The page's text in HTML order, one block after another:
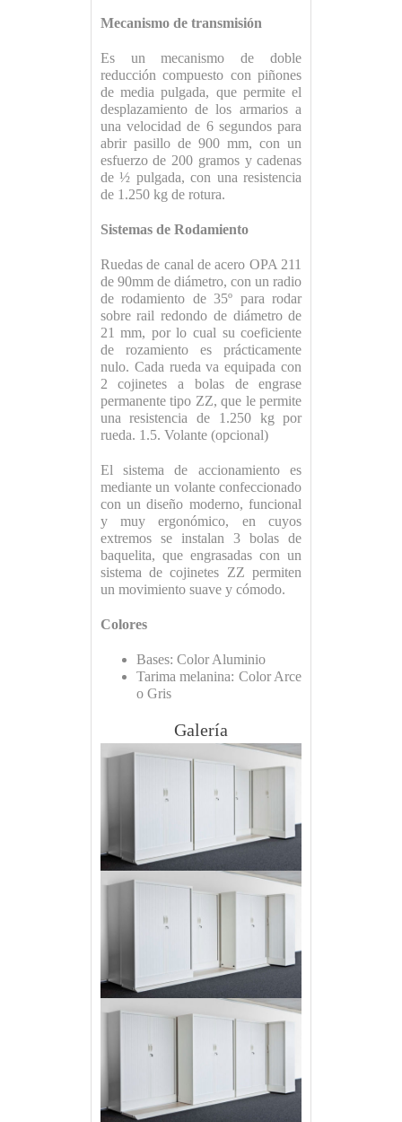
Mecanismo de transmisión
Es un mecanismo de doble
reducción compuesto con piñones
de media pulgada, que permite el
desplazamiento de los armarios a
una velocidad de 6 segundos para
abrir pasillo de 900 mm, con un
esfuerzo de 200 gramos y cadenas
de ½ pulgada, con una resistencia
de 1.250 kg de rotura.
Sistemas de Rodamiento
Ruedas de canal de acero OPA 211
de 90mm de diámetro, con un radio
de rodamiento de 35º para rodar
sobre rail redondo de diámetro de
21 mm, por lo cual su coeficiente
de rozamiento es prácticamente
nulo. Cada rueda va equipada con
2 cojinetes a bolas de engrase
permanente tipo ZZ, que le permite
una resistencia de 1.250 kg por
rueda. 1.5. Volante (opcional)
El sistema de accionamiento es
mediante un volante confeccionado
con un diseño moderno, funcional
y muy ergonómico, en cuyos
extremos se instalan 3 bolas de
baquelita, que engrasadas con un
sistema de cojinetes ZZ permiten
un movimiento suave y cómodo.
Colores
Bases: Color Aluminio
Tarima melanina: Color Arce
o Gris
Galería